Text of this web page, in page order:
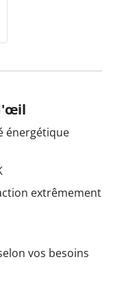
énergétique
extrêmement
vos besoins